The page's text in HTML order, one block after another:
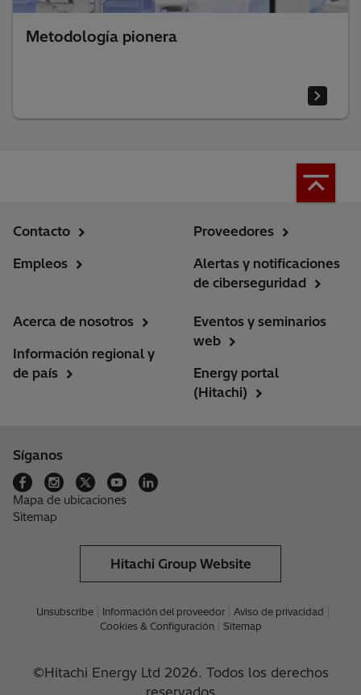
Metodología pionera
Contacto
Empleos
Proveedores
Alertas y notificaciones
de ciberseguridad
Acerca de nosotros
Información regional y
de país
Eventos y seminarios
web
Energy portal
(Hitachi)
Síganos
Mapa de ubicaciones
Sitemap
Hitachi Group Website
Unsubscribe Información del proveedor
Aviso de privacidad
Cookies & Configuración
Sitemap
©Hitachi Energy Ltd 2026. Todos los derechos
reservados